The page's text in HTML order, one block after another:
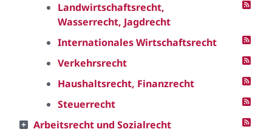
Landwirtschaftsrecht,
Wasserrecht, Jagdrecht
Internationales Wirtschaftsrecht
Verkehrsrecht
Haushaltsrecht, Finanzrecht
Steuerrecht
Arbeitsrecht und Sozialrecht